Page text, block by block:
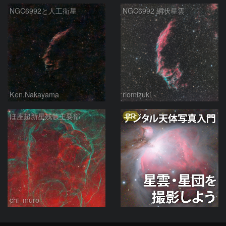
NGC6992と人工衛星
Ken.Nakayama
NGC6992 網状星雲
riomizuki
ほ座超新星残骸主要部
chi_muro
PR